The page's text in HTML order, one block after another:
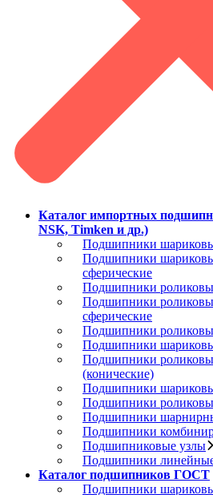
Каталог импортных
NSK, Timken и др.)
Подшипники
Подшипники
сферические
Подшипники
Подшипники
сферические
Подшипники
Подшипники
Подшипники
(конические)
Подшипники
Подшипники
Подшипники
Подшипники
Подшипниковые узлы
Подшипники
Каталог подшипников ГОСТ
Подшипники